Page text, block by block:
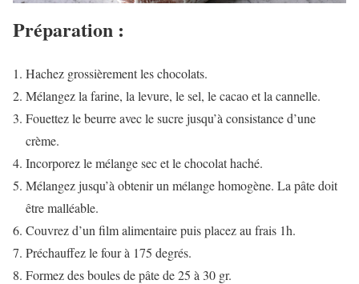
Préparation :
Hachez grossièrement les chocolats.
Mélangez la farine, la levure, le sel, le cacao et la cannelle.
Fouettez le beurre avec le sucre jusqu’à consistance d’une
crème.
Incorporez le mélange sec et le chocolat haché.
Mélangez jusqu’à obtenir un mélange homogène. La pâte doit
être malléable.
Couvrez d’un film alimentaire puis placez au frais 1h.
Préchauffez le four à 175 degrés.
Formez des boules de pâte de 25 à 30 gr.